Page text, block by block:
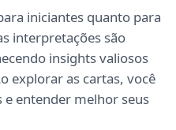
iniciantes quanto para
interpretações são
insights valiosos
explorar as cartas, você
entender melhor seus